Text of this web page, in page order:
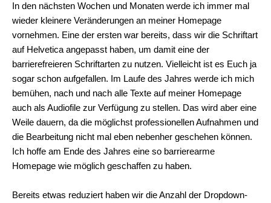
In den nächsten Wochen und Monaten werde ich immer mal
wieder kleinere Veränderungen an meiner Homepage
vornehmen. Eine der ersten war bereits, dass wir die Schriftart
auf Helvetica angepasst haben, um damit eine der
barrierefreieren Schriftarten zu nutzen. Vielleicht ist es Euch ja
sogar schon aufgefallen. Im Laufe des Jahres werde ich mich
bemühen, nach und nach alle Texte auf meiner Homepage
auch als Audiofile zur Verfügung zu stellen. Das wird aber eine
Weile dauern, da die möglichst professionellen Aufnahmen und
die Bearbeitung nicht mal eben nebenher geschehen können.
Ich hoffe am Ende des Jahres eine so barrierearme
Homepage wie möglich geschaffen zu haben.
Bereits etwas reduziert haben wir die Anzahl der Dropdown-